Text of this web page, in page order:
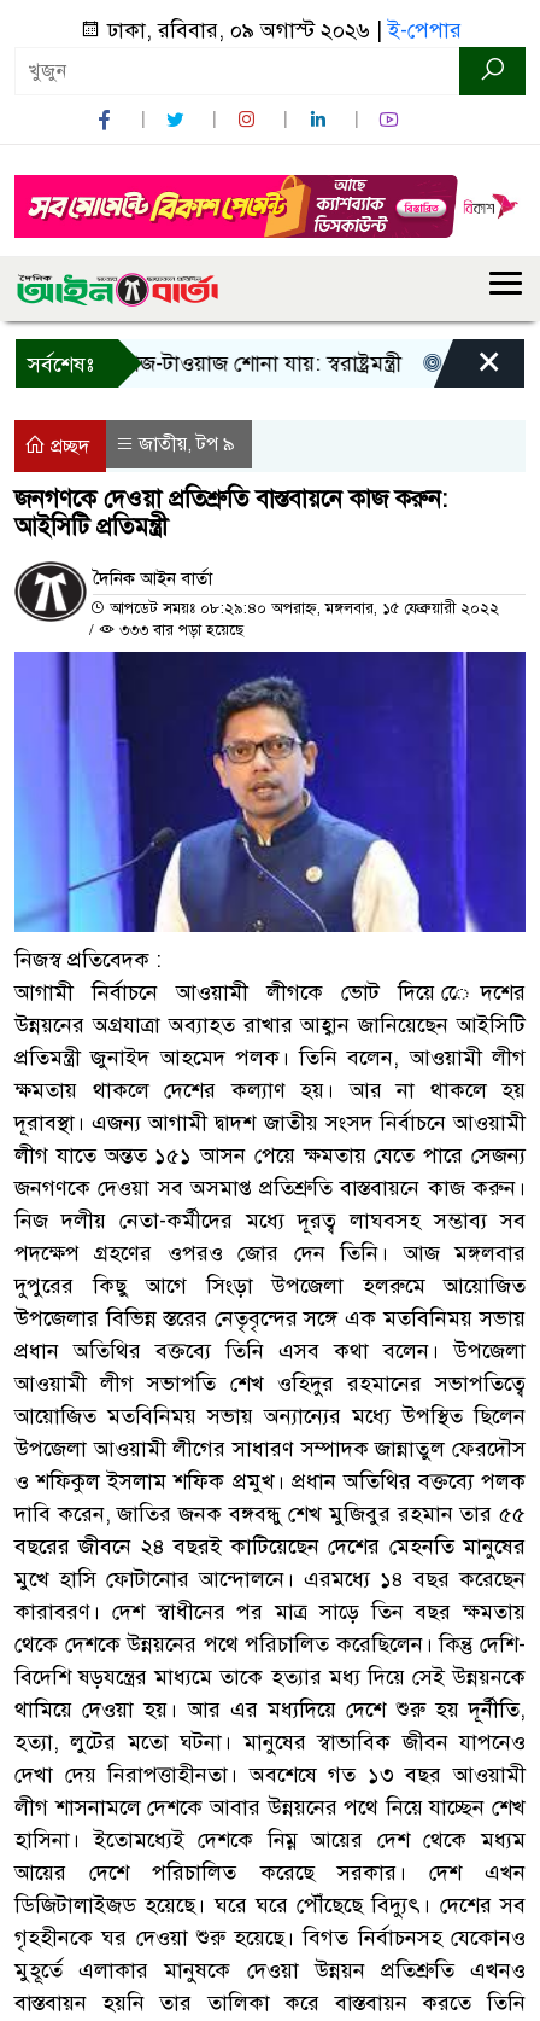
ঢাকা, রবিবার, ০৯ অগাস্ট ২০২৬ |ই-পেপার
সর্বশেষঃ
শুধু আওয়াজ-টাওয়াজ শোনা যায়: স্বরাষ্ট্রমন্ত্রী তিন দিনের
×
প্রচ্ছদ জাতীয়,টপ ৯
জনগণকে দেওয়া প্রতিশ্রুতি বাস্তবায়নে কাজ করুন:
আইসিটি প্রতিমন্ত্রী
দৈনিক আইন বার্তা
আপডেট সময়ঃ ০৮:২৯:৪০ অপরাহ্ন, মঙ্গলবার, ১৫ ফেব্রুয়ারী ২০২২
/
৩৩৩ বার পড়া হয়েছে
নিজস্ব প্রতিবেদক :
আগামী নির্বাচনে আওয়ামী লীগকে ভোট দিয়ে েেদশের
উন্নয়নের অগ্রযাত্রা অব্যাহত রাখার আহ্বান জানিয়েছেন আইসিটি
প্রতিমন্ত্রী জুনাইদ আহমেদ পলক। তিনি বলেন, আওয়ামী লীগ
ক্ষমতায় থাকলে দেশের কল্যাণ হয়। আর না থাকলে হয়
দূরাবস্থা। এজন্য আগামী দ্বাদশ জাতীয় সংসদ নির্বাচনে আওয়ামী
লীগ যাতে অন্তত ১৫১ আসন পেয়ে ক্ষমতায় যেতে পারে সেজন্য
জনগণকে দেওয়া সব অসমাপ্ত প্রতিশ্রুতি বাস্তবায়নে কাজ করুন।
নিজ দলীয় নেতা-কর্মীদের মধ্যে দূরত্ব লাঘবসহ সম্ভাব্য সব
পদক্ষেপ গ্রহণের ওপরও জোর দেন তিনি। আজ মঙ্গলবার
দুপুরের কিছু আগে সিংড়া উপজেলা হলরুমে আয়োজিত
উপজেলার বিভিন্ন স্তরের নেতৃবৃন্দের সঙ্গে এক মতবিনিময় সভায়
প্রধান অতিথির বক্তব্যে তিনি এসব কথা বলেন। উপজেলা
আওয়ামী লীগ সভাপতি শেখ ওহিদুর রহমানের সভাপতিত্বে
আয়োজিত মতবিনিময় সভায় অন্যান্যের মধ্যে উপস্থিত ছিলেন
উপজেলা আওয়ামী লীগের সাধারণ সম্পাদক জান্নাতুল ফেরদৌস
ও শফিকুল ইসলাম শফিক প্রমুখ। প্রধান অতিথির বক্তব্যে পলক
দাবি করেন, জাতির জনক বঙ্গবন্ধু শেখ মুজিবুর রহমান তার ৫৫
বছরের জীবনে ২৪ বছরই কাটিয়েছেন দেশের মেহনতি মানুষের
মুখে হাসি ফোটানোর আন্দোলনে। এরমধ্যে ১৪ বছর করেছেন
কারাবরণ। দেশ স্বাধীনের পর মাত্র সাড়ে তিন বছর ক্ষমতায়
থেকে দেশকে উন্নয়নের পথে পরিচালিত করেছিলেন। কিন্তু দেশি-
বিদেশি ষড়যন্ত্রের মাধ্যমে তাকে হত্যার মধ্য দিয়ে সেই উন্নয়নকে
থামিয়ে দেওয়া হয়। আর এর মধ্যদিয়ে দেশে শুরু হয় দূর্নীতি,
হত্যা, লুটের মতো ঘটনা। মানুষের স্বাভাবিক জীবন যাপনেও
দেখা দেয় নিরাপত্তাহীনতা। অবশেষে গত ১৩ বছর আওয়ামী
লীগ শাসনামলে দেশকে আবার উন্নয়নের পথে নিয়ে যাচ্ছেন শেখ
হাসিনা। ইতোমধ্যেই দেশকে নিম্ন আয়ের দেশ থেকে মধ্যম
আয়ের দেশে পরিচালিত করেছে সরকার। দেশ এখন
ডিজিটালাইজড হয়েছে। ঘরে ঘরে পৌঁছেছে বিদ্যুৎ। দেশের সব
গৃহহীনকে ঘর দেওয়া শুরু হয়েছে। বিগত নির্বাচনসহ যেকোনও
মুহূর্তে এলাকার মানুষকে দেওয়া উন্নয়ন প্রতিশ্রুতি এখনও
বাস্তবায়ন হয়নি তার তালিকা করে বাস্তবায়ন করতে তিনি